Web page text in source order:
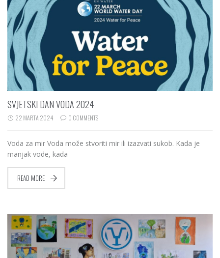
SVJETSKI DAN VODA 2024
22 MARTA 2024 0 COMMENTS
Voda za mir Voda može stvoriti mir ili izazvati sukob. Kada je
manjak vode, kada
READ MORE